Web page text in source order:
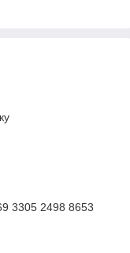
3305 2498 8653